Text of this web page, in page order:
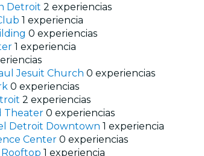
Detroit 2 experiencias
1 experiencia
0 experiencias
1 experiencia
Jesuit Church 0 experiencias
0 experiencias
2 experiencias
Theater 0 experiencias
Detroit Downtown 1 experiencia
Center 0 experiencias
Rooftop 1 experiencia